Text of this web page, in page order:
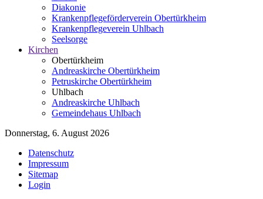
Diakonie
Krankenpflegeförderverein Obertürkheim
Krankenpflegeverein Uhlbach
Seelsorge
Kirchen
Obertürkheim
Andreaskirche Obertürkheim
Petruskirche Obertürkheim
Uhlbach
Andreaskirche Uhlbach
Gemeindehaus Uhlbach
Donnerstag, 6. August 2026
Datenschutz
Impressum
Sitemap
Login